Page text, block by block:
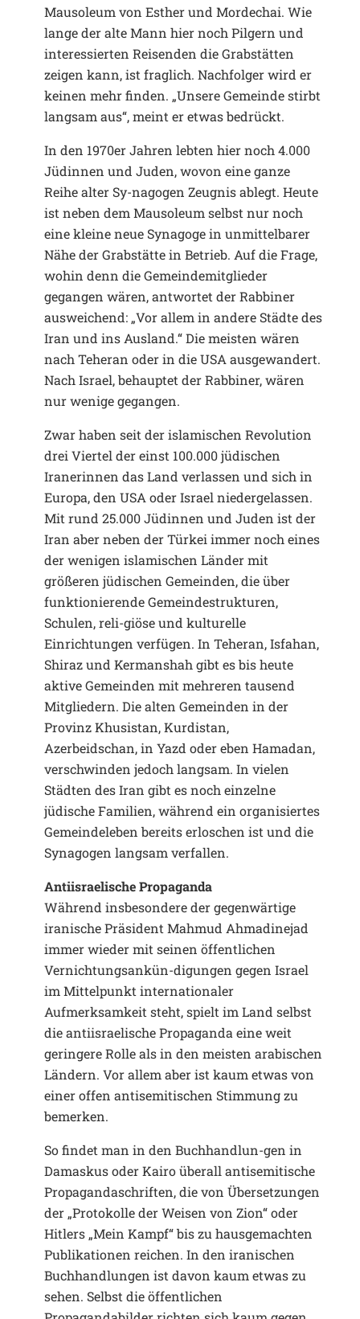
Mausoleum von Esther und Mordechai. Wie
lange der alte Mann hier noch Pilgern und
interessierten Reisenden die Grabstätten
zeigen kann, ist fraglich. Nachfolger wird er
keinen mehr finden. „Unsere Gemeinde stirbt
langsam aus“, meint er etwas bedrückt.
In den 1970er Jahren lebten hier noch 4.000
Jüdinnen und Juden, wovon eine ganze
Reihe alter Sy-nagogen Zeugnis ablegt. Heute
ist neben dem Mausoleum selbst nur noch
eine kleine neue Synagoge in unmittelbarer
Nähe der Grabstätte in Betrieb. Auf die Frage,
wohin denn die Gemeindemitglieder
gegangen wären, antwortet der Rabbiner
ausweichend: „Vor allem in andere Städte des
Iran und ins Ausland.“ Die meisten wären
nach Teheran oder in die USA ausgewandert.
Nach Israel, behauptet der Rabbiner, wären
nur wenige gegangen.
Zwar haben seit der islamischen Revolution
drei Viertel der einst 100.000 jüdischen
Iranerinnen das Land verlassen und sich in
Europa, den USA oder Israel niedergelassen.
Mit rund 25.000 Jüdinnen und Juden ist der
Iran aber neben der Türkei immer noch eines
der wenigen islamischen Länder mit
größeren jüdischen Gemeinden, die über
funktionierende Gemeindestrukturen,
Schulen, reli-giöse und kulturelle
Einrichtungen verfügen. In Teheran, Isfahan,
Shiraz und Kermanshah gibt es bis heute
aktive Gemeinden mit mehreren tausend
Mitgliedern. Die alten Gemeinden in der
Provinz Khusistan, Kurdistan,
Azerbeidschan, in Yazd oder eben Hamadan,
verschwinden jedoch langsam. In vielen
Städten des Iran gibt es noch einzelne
jüdische Familien, während ein organisiertes
Gemeindeleben bereits erloschen ist und die
Synagogen langsam verfallen.
Antiisraelische Propaganda
Während insbesondere der gegenwärtige
iranische Präsident Mahmud Ahmadinejad
immer wieder mit seinen öffentlichen
Vernichtungsankün-digungen gegen Israel
im Mittelpunkt internationaler
Aufmerksamkeit steht, spielt im Land selbst
die antiisraelische Propaganda eine weit
geringere Rolle als in den meisten arabischen
Ländern. Vor allem aber ist kaum etwas von
einer offen antisemitischen Stimmung zu
bemerken.
So findet man in den Buchhandlun-gen in
Damaskus oder Kairo überall antisemitische
Propagandaschriften, die von Übersetzungen
der „Protokolle der Weisen von Zion“ oder
Hitlers „Mein Kampf“ bis zu hausgemachten
Publikationen reichen. In den iranischen
Buchhandlungen ist davon kaum etwas zu
sehen. Selbst die öffentlichen